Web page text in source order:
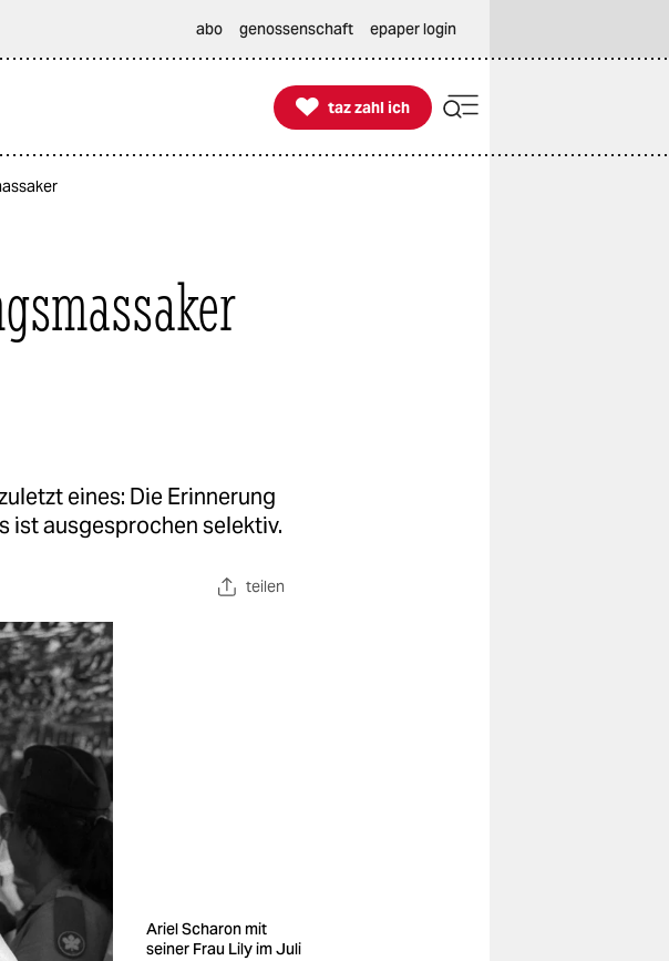
abo genossenschaft epaper login

taz zahl ich
taz zahl ich
eines: Die Erinnerung
ist ausgesprochen selektiv.
teilen
Ariel Scharon mit
seiner Frau Lily im Juli